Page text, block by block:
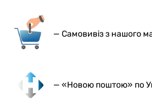
— Самовивіз з нашого
— «Новою поштою» по